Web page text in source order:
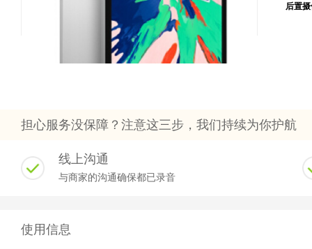
后置
担心服务没保障？注意这三步，我们持续为你护航
线上沟通
与商家的沟通确保都已录音
使用信息